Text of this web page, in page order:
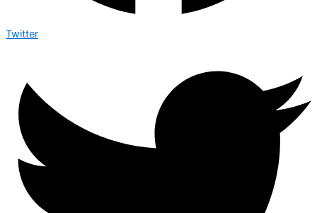
Twitter